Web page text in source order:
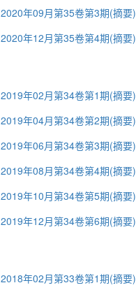
2020年09月第35卷第3期(摘要)
2020年12月第35卷第4期(摘要)
2019年02月第34卷第1期(摘要)
2019年04月第34卷第2期(摘要)
2019年06月第34卷第3期(摘要)
2019年08月第34卷第4期(摘要)
2019年10月第34卷第5期(摘要)
2019年12月第34卷第6期(摘要)
2018年02月第33卷第1期(摘要)